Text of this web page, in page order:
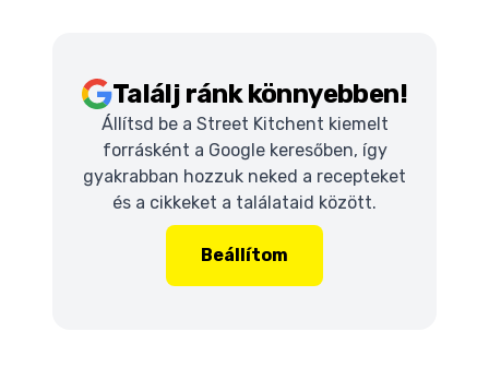
Találj ránk könnyebben!
Állítsd be a Street Kitchent kiemelt
forrásként a Google keresőben, így
gyakrabban hozzuk neked a recepteket
és a cikkeket a találataid között.
Beállítom